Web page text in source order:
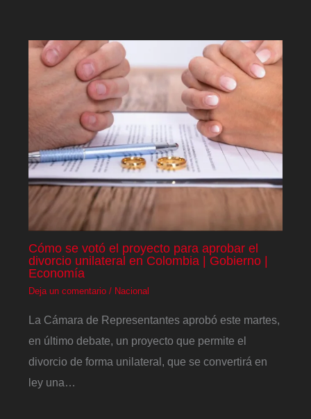
Cómo se votó el proyecto para aprobar el
divorcio unilateral en Colombia | Gobierno |
Economía
Deja un comentario / Nacional
La Cámara de Representantes aprobó este martes,
en último debate, un proyecto que permite el
divorcio de forma unilateral, que se convertirá en
ley una…